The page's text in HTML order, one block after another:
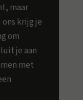
maar
krijg je
om
je aan
met